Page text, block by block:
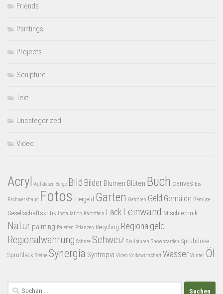
Friends
Paintings
Projects
Sculpture
Text
Uncategorized
Video
Acryl Aufkleber Berge Bild Bilder Blumen Blüten Buch canvas Eis
Fachwerkhaus Fotos Freigeld Garten Gefroren Geld Gemälde Gemüse
Gesellschaftskritik Installation Kartoffeln Lack Leinwand Mischtechnik
Natur painting Paletten Pflanzen Recycling Regionalgeld
Regionalwährung Schnee Schweiz Skulpturen Snowboarden Sprühdose
Sprühlack Steine Synergia Syntropia Video Volkswirtschaft Wasser Winter Öl
Suchen